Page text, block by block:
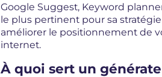
Google Suggest, Keyword
le plus pertinent pour sa stratégie
améliorer le positionnement de
internet.
À quoi sert un